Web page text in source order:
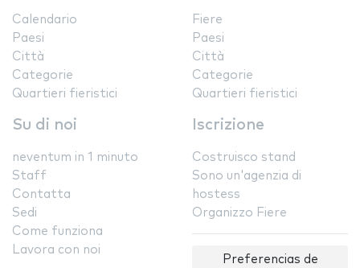
Calendario
Paesi
Città
Categorie
Quartieri fieristici
Fiere
Paesi
Città
Categorie
Quartieri fieristici
Su di noi
neventum in 1 minuto
Staff
Contatta
Sedi
Come funziona
Lavora con noi
Iscrizione
Costruisco stand
Sono un'agenzia di
hostess
Organizzo Fiere
Preferencias de